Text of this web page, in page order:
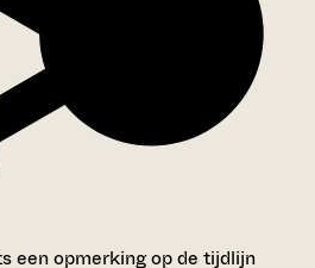
een opmerking op de tijdlijn